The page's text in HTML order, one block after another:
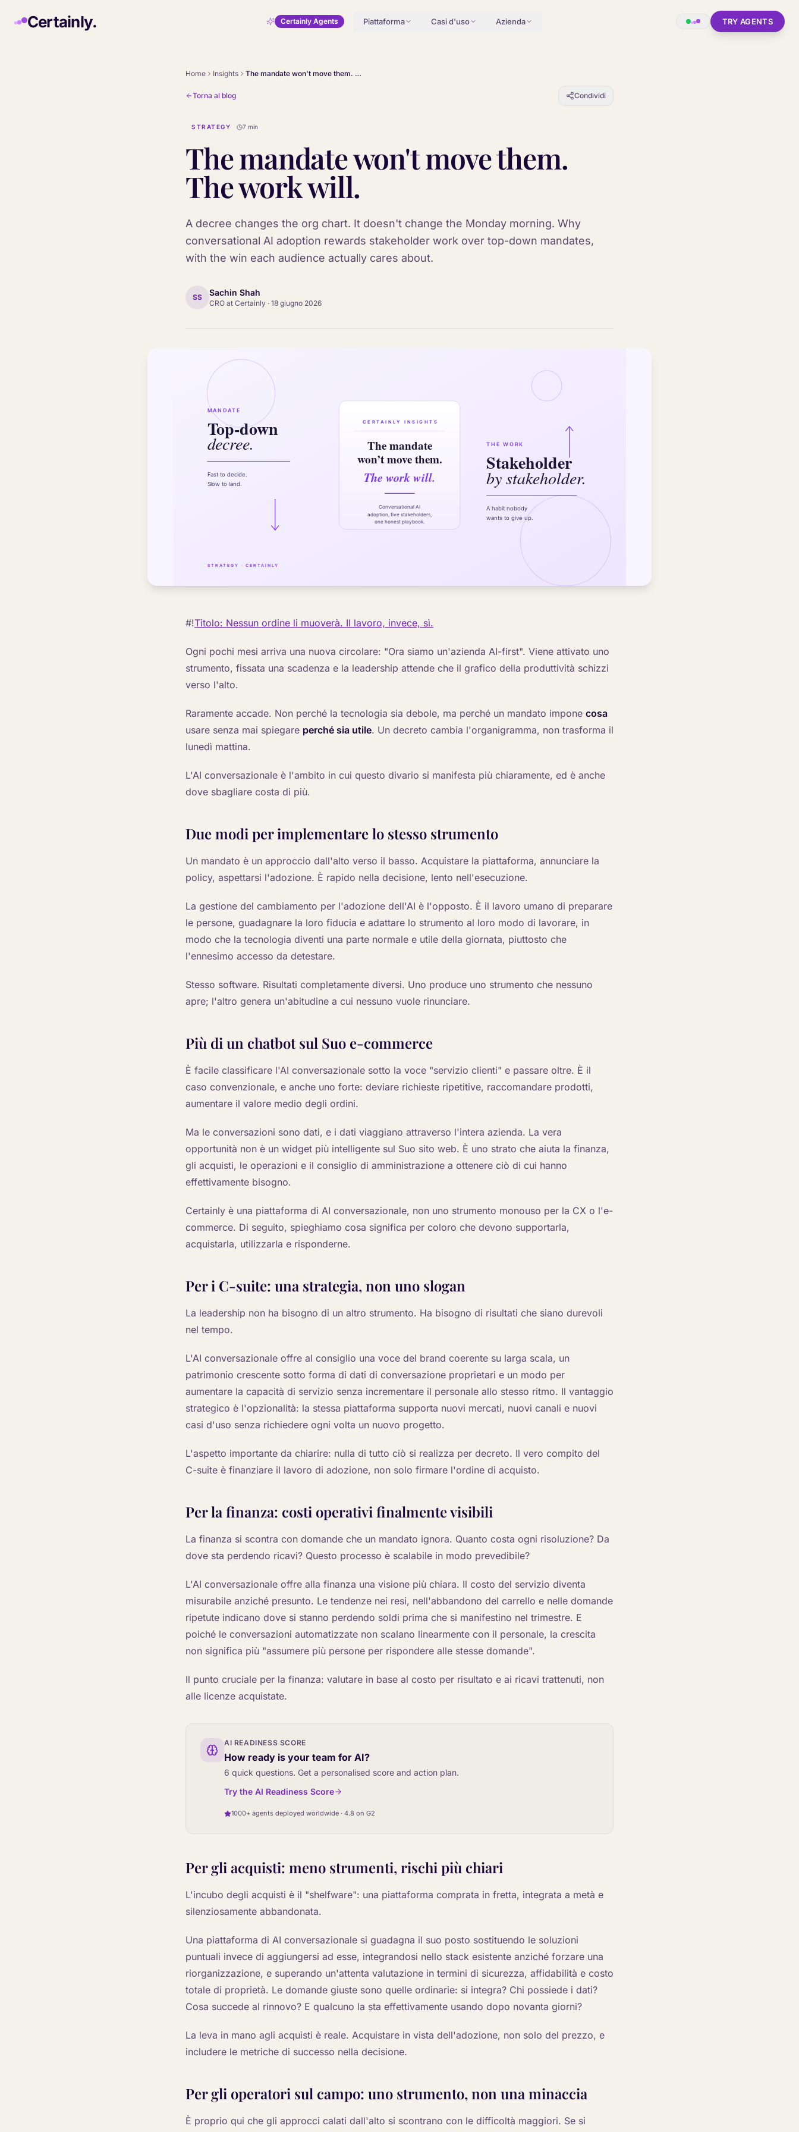
Certainly. Certainly Agents Piattaforma Casi d'uso Azienda TRY AGENTS
Home Insights The mandate won't move them. The work will.
Torna al blog Condividi
STRATEGY 7 min
The mandate won't move them.
The work will.
A decree changes the org chart. It doesn't change the Monday morning. Why
conversational AI adoption rewards stakeholder work over top-down mandates,
with the win each audience actually cares about.
SS Sachin Shah
CRO at Certainly · 18 giugno 2026
#!Titolo: Nessun ordine li muoverà. Il lavoro, invece, sì.
Ogni pochi mesi arriva una nuova circolare: "Ora siamo un'azienda AI-first". Viene attivato uno
strumento, fissata una scadenza e la leadership attende che il grafico della produttività schizzi
verso l'alto.
Raramente accade. Non perché la tecnologia sia debole, ma perché un mandato impone cosa
usare senza mai spiegare perché sia utile. Un decreto cambia l'organigramma, non trasforma il
lunedì mattina.
L'AI conversazionale è l'ambito in cui questo divario si manifesta più chiaramente, ed è anche
dove sbagliare costa di più.
Due modi per implementare lo stesso strumento
Un mandato è un approccio dall'alto verso il basso. Acquistare la piattaforma, annunciare la
policy, aspettarsi l'adozione. È rapido nella decisione, lento nell'esecuzione.
La gestione del cambiamento per l'adozione dell'AI è l'opposto. È il lavoro umano di preparare
le persone, guadagnare la loro fiducia e adattare lo strumento al loro modo di lavorare, in
modo che la tecnologia diventi una parte normale e utile della giornata, piuttosto che
l'ennesimo accesso da detestare.
Stesso software. Risultati completamente diversi. Uno produce uno strumento che nessuno
apre; l'altro genera un'abitudine a cui nessuno vuole rinunciare.
Più di un chatbot sul Suo e-commerce
È facile classificare l'AI conversazionale sotto la voce "servizio clienti" e passare oltre. È il
caso convenzionale, e anche uno forte: deviare richieste ripetitive, raccomandare prodotti,
aumentare il valore medio degli ordini.
Ma le conversazioni sono dati, e i dati viaggiano attraverso l'intera azienda. La vera
opportunità non è un widget più intelligente sul Suo sito web. È uno strato che aiuta la finanza,
gli acquisti, le operazioni e il consiglio di amministrazione a ottenere ciò di cui hanno
effettivamente bisogno.
Certainly è una piattaforma di AI conversazionale, non uno strumento monouso per la CX o l'e-
commerce. Di seguito, spieghiamo cosa significa per coloro che devono supportarla,
acquistarla, utilizzarla e risponderne.
Per i C-suite: una strategia, non uno slogan
La leadership non ha bisogno di un altro strumento. Ha bisogno di risultati che siano durevoli
nel tempo.
L'AI conversazionale offre al consiglio una voce del brand coerente su larga scala, un
patrimonio crescente sotto forma di dati di conversazione proprietari e un modo per
aumentare la capacità di servizio senza incrementare il personale allo stesso ritmo. Il vantaggio
strategico è l'opzionalità: la stessa piattaforma supporta nuovi mercati, nuovi canali e nuovi
casi d'uso senza richiedere ogni volta un nuovo progetto.
L'aspetto importante da chiarire: nulla di tutto ciò si realizza per decreto. Il vero compito del
C-suite è finanziare il lavoro di adozione, non solo firmare l'ordine di acquisto.
Per la finanza: costi operativi finalmente visibili
La finanza si scontra con domande che un mandato ignora. Quanto costa ogni risoluzione? Da
dove sta perdendo ricavi? Questo processo è scalabile in modo prevedibile?
L'AI conversazionale offre alla finanza una visione più chiara. Il costo del servizio diventa
misurabile anziché presunto. Le tendenze nei resi, nell'abbandono del carrello e nelle domande
ripetute indicano dove si stanno perdendo soldi prima che si manifestino nel trimestre. E
poiché le conversazioni automatizzate non scalano linearmente con il personale, la crescita
non significa più "assumere più persone per rispondere alle stesse domande".
Il punto cruciale per la finanza: valutare in base al costo per risultato e ai ricavi trattenuti, non
alle licenze acquistate.
AI READINESS SCORE
How ready is your team for AI?
6 quick questions. Get a personalised score and action plan.
Try the AI Readiness Score
1000+ agents deployed worldwide · 4.8 on G2
Per gli acquisti: meno strumenti, rischi più chiari
L'incubo degli acquisti è il "shelfware": una piattaforma comprata in fretta, integrata a metà e
silenziosamente abbandonata.
Una piattaforma di AI conversazionale si guadagna il suo posto sostituendo le soluzioni
puntuali invece di aggiungersi ad esse, integrandosi nello stack esistente anziché forzare una
riorganizzazione, e superando un'attenta valutazione in termini di sicurezza, affidabilità e costo
totale di proprietà. Le domande giuste sono quelle ordinarie: si integra? Chi possiede i dati?
Cosa succede al rinnovo? E qualcuno la sta effettivamente usando dopo novanta giorni?
La leva in mano agli acquisti è reale. Acquistare in vista dell'adozione, non solo del prezzo, e
includere le metriche di successo nella decisione.
Per gli operatori sul campo: uno strumento, non una minaccia
È proprio qui che gli approcci calati dall'alto si scontrano con le difficoltà maggiori. Se si